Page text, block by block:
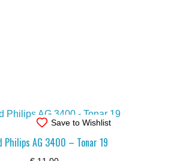
Save to Wishlist
Philips AG 3400 – Tonar 19